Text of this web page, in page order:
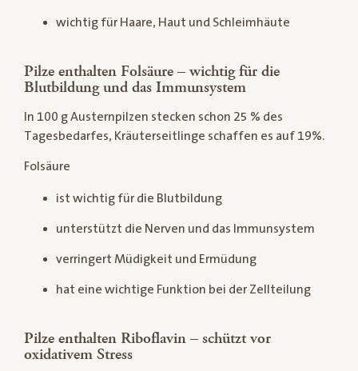
wichtig für Haare, Haut und Schleimhäute
Pilze enthalten Folsäure – wichtig für die
Blutbildung und das Immunsystem
In 100 g Austernpilzen stecken schon 25 % des
Tagesbedarfes, Kräuterseitlinge schaffen es auf 19%.
Folsäure
ist wichtig für die Blutbildung
unterstützt die Nerven und das Immunsystem
verringert Müdigkeit und Ermüdung
hat eine wichtige Funktion bei der Zellteilung
Pilze enthalten Riboflavin – schützt vor
oxidativem Stress